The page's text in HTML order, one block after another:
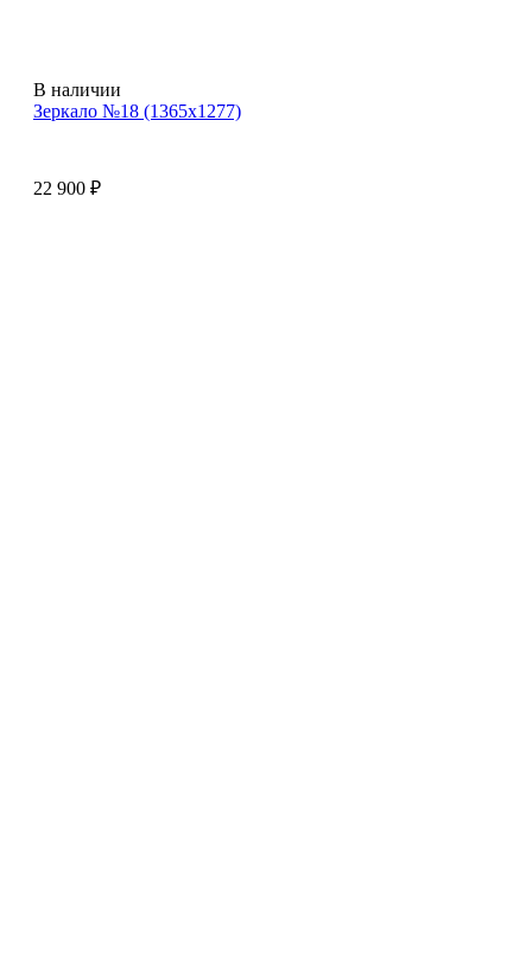
В наличии
Зеркало №18 (1365х1277)
22 900 ₽